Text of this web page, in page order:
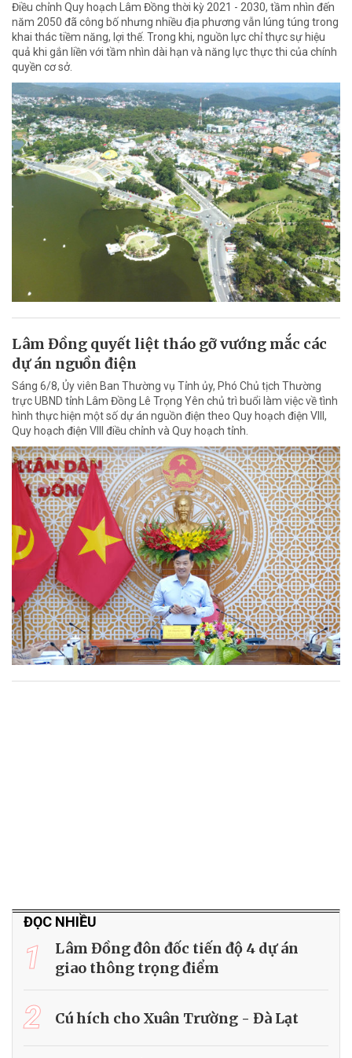
Điều chỉnh Quy hoạch Lâm Đồng thời kỳ 2021 - 2030, tầm nhìn đến
năm 2050 đã công bố nhưng nhiều địa phương vẫn lúng túng trong
khai thác tiềm năng, lợi thế. Trong khi, nguồn lực chỉ thực sự hiệu
quả khi gắn liền với tầm nhìn dài hạn và năng lực thực thi của chính
quyền cơ sở.
Lâm Đồng quyết liệt tháo gỡ vướng mắc các
dự án nguồn điện
Sáng 6/8, Ủy viên Ban Thường vụ Tỉnh ủy, Phó Chủ tịch Thường
trực UBND tỉnh Lâm Đồng Lê Trọng Yên chủ trì buổi làm việc về tình
hình thực hiện một số dự án nguồn điện theo Quy hoạch điện VIII,
Quy hoạch điện VIII điều chỉnh và Quy hoạch tỉnh.
ĐỌC NHIỀU
1
Lâm Đồng đôn đốc tiến độ 4 dự án
giao thông trọng điểm
2 Cú hích cho Xuân Trường - Đà Lạt